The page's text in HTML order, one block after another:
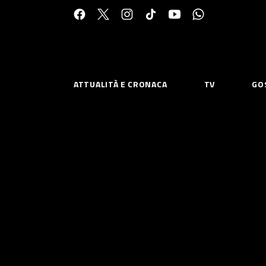
ATTUALITÀ E CRONACA TV